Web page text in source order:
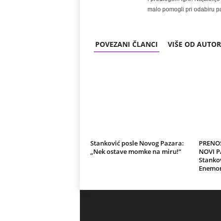
malo pomogli pri odabiru
POVEZANI ČLANCI VIŠE OD
Stanković posle Novog Pazara:
„Nek ostave momke na miru!“
NOVI